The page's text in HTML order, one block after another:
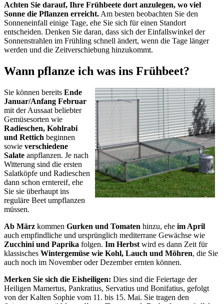
Achten Sie darauf, Ihre Frühbeete dort anzulegen, wo viel
Sonne die Pflanzen erreicht. Am besten beobachten Sie den
Sonneneinfall einige Tage, ehe Sie sich für einen Standort
entscheiden. Denken Sie daran, dass sich der Einfallswinkel der
Sonnenstrahlen im Frühling schnell ändert, wenn die Tage länger
werden und die Zeitverschiebung hinzukommt.
Wann pflanze ich was ins Frühbeet?
Sie können bereits Ende
Januar/Anfang Februar
mit der Aussaat beliebter
Gemüsesorten wie
Radieschen, Kohlrabi
und Rettich beginnen
sowie verschiedene
Salate anpflanzen. Je nach
Witterung sind die ersten
Salatköpfe und Radieschen
dann schon erntereif, ehe
Sie sie überhaupt ins
reguläre Beet umpflanzen
müssen.
Ab März kommen Gurken und Tomaten hinzu, ehe im April
auch empfindliche und ursprünglich mediterrane Gewächse wie
Zucchini und Paprika folgen. Im Herbst wird es dann Zeit für
klassisches Wintergemüse wie Kohl, Lauch und Möhren, die Sie
auch noch im November oder Dezember ernten können.
Merken Sie sich die Eisheiligen: Dies sind die Feiertage der
Heiligen Mamertus, Pankratius, Servatius und Bonifatius, gefolgt
von der Kalten Sophie vom 11. bis 15. Mai. Sie tragen den